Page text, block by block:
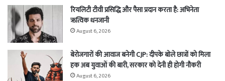
रियलिटी टीवी प्रसिद्धि और पैसा प्रदान करता है: अभिनेता
ऋत्विक धनजानी
August 6, 2026
बेरोजगारों की आवाज बनेगी CJP: दीपके बोले छात्रों को मिला
हक अब युवाओं की बारी, सरकार को देनी ही होगी नौकरी
August 6, 2026